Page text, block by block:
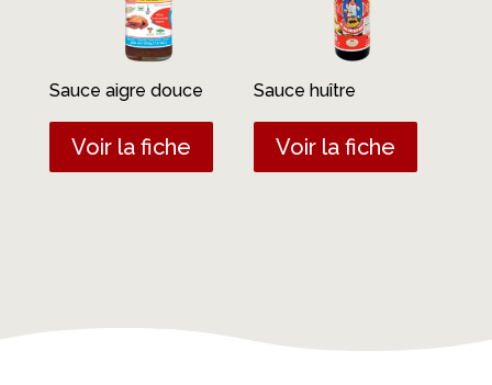
Sauce aigre douce
Voir la fiche
Sauce huître
Voir la fiche